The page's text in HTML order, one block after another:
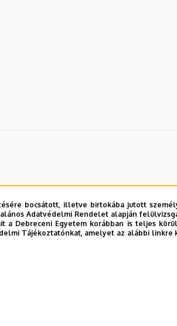
bocsátott, illetve birtokába jutott
Adatvédelmi Rendelet alapján
a Debreceni Egyetem korábban is teljes
Tájékoztatónkat, amelyet az alábbi